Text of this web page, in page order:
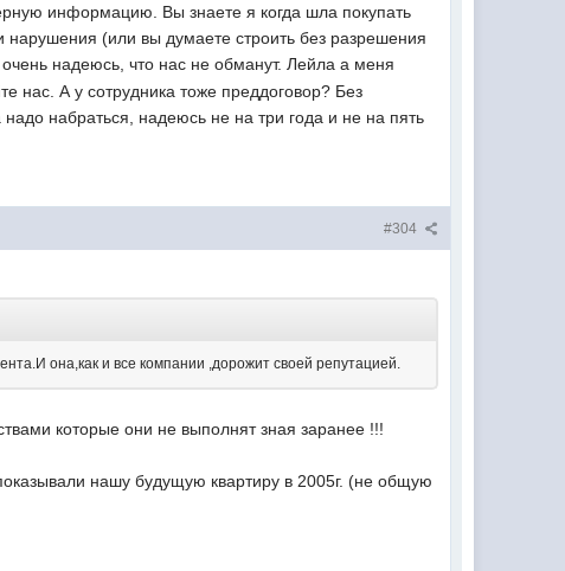
информацию. Вы знаете я когда шла покупать
нарушения (или вы думаете строить без разрешения
надеюсь, что нас не обманут. Лейла а меня
нас. А у сотрудника тоже преддоговор? Без
набраться, надеюсь не на три года и не на пять
#304
она,как и все компании ,дорожит своей репутацией.
которые они не выполнят зная заранее !!!
нашу будущую квартиру в 2005г. (не общую